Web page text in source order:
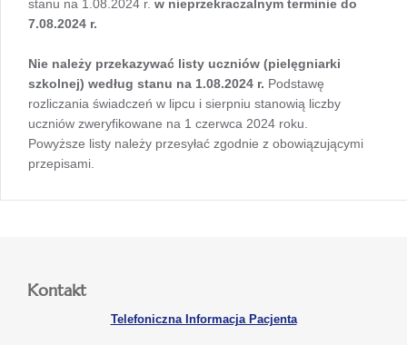
stanu na 1.08.2024 r. w nieprzekraczalnym terminie do
7.08.2024 r.
Nie należy przekazywać listy uczniów (pielęgniarki
szkolnej) według stanu na 1.08.2024 r. Podstawę
rozliczania świadczeń w lipcu i sierpniu stanowią liczby
uczniów zweryfikowane na 1 czerwca 2024 roku.
Powyższe listy należy przesyłać zgodnie z obowiązującymi
przepisami.
Kontakt
Telefoniczna Informacja Pacjenta